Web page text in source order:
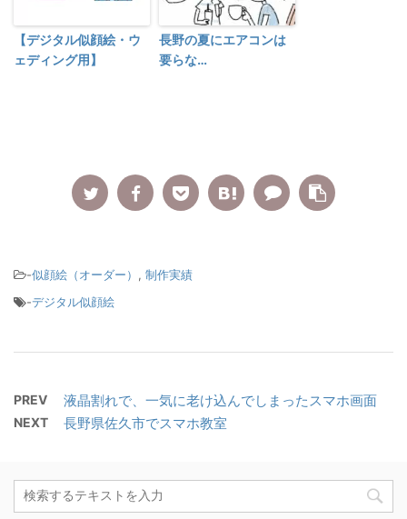
【デジタル似顔絵・ウ
ェディング用】
長野の夏にエアコンは
要らな…
-似顔絵（オーダー） , 制作実績
-デジタル似顔絵
PREV 液晶割れで、一気に老け込んでしまったスマホ画面
NEXT 長野県佐久市でスマホ教室